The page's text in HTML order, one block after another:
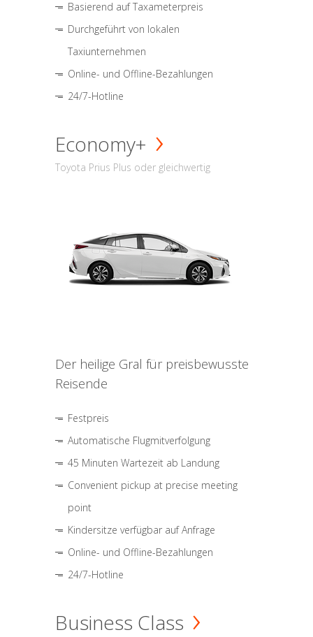
Basierend auf Taxameterpreis
Durchgeführt von lokalen
Taxiunternehmen
Online- und Offline-Bezahlungen
24/7-Hotline
Economy+
Toyota Prius Plus oder gleichwertig
Der heilige Gral für preisbewusste
Reisende
Festpreis
Automatische Flugmitverfolgung
45 Minuten Wartezeit ab Landung
Convenient pickup at precise meeting
point
Kindersitze verfügbar auf Anfrage
Online- und Offline-Bezahlungen
24/7-Hotline
Business Class